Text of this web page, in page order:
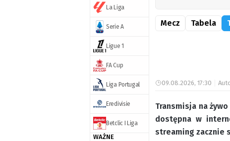
La Liga
Serie A
Ligue 1
FA Cup
Liga Portugal
Eredivisie
Betclic I Liga
WAŻNE
Mecz Tabela
09.08.2026, 17:30
Transmisja na
dostępna w
streaming zacznie